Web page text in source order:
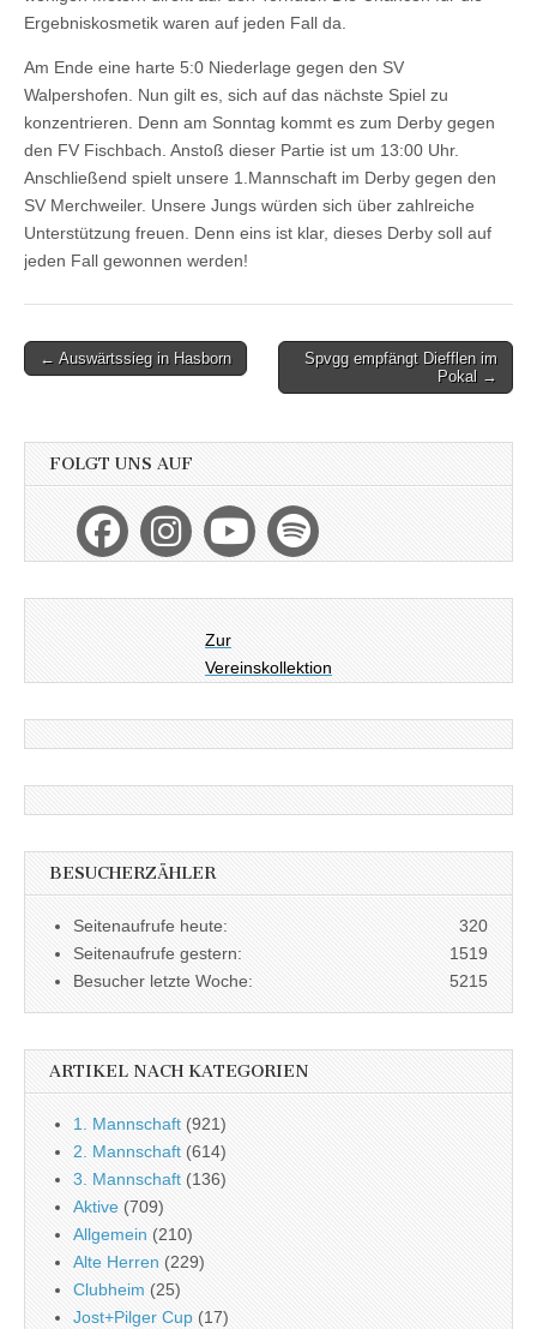
Ergebniskosmetik waren auf jeden Fall da.
Am Ende eine harte 5:0 Niederlage gegen den SV
Walpershofen. Nun gilt es, sich auf das nächste Spiel zu
konzentrieren. Denn am Sonntag kommt es zum Derby gegen
den FV Fischbach. Anstoß dieser Partie ist um 13:00 Uhr.
Anschließend spielt unsere 1.Mannschaft im Derby gegen den
SV Merchweiler. Unsere Jungs würden sich über zahlreiche
Unterstützung freuen. Denn eins ist klar, dieses Derby soll auf
jeden Fall gewonnen werden!
Post
← Auswärtssieg in Hasborn
Spvgg empfängt Diefflen im
Pokal →
FOLGT UNS AUF
Zur
Vereinskollektion
BESUCHERZÄHLER
320
Seitenaufrufe heute:
1519
Seitenaufrufe gestern:
5215
Besucher letzte Woche:
ARTIKEL NACH KATEGORIEN
1. Mannschaft (921)
2. Mannschaft (614)
3. Mannschaft (136)
Aktive (709)
Allgemein (210)
Alte Herren (229)
Clubheim (25)
Jost+Pilger Cup (17)